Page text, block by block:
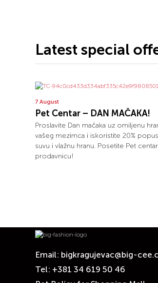
Latest special
7 August
Pet Centar – DAN MAČAKA!
Proslavite Dan mačaka uz omiljenu
vašeg mezimca i iskoristite 20%
suvu i vlažnu hranu. Posetite Pet centar
prodavnicu!
Email: bigkragujevac@big-
Tel: +381 34 619 50 46